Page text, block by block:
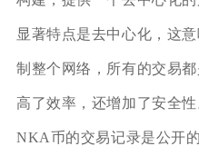
显著特点是去中心化，这
制整个网络，所有的交易
高了效率，还增加了安全
NKA币的交易记录是公开